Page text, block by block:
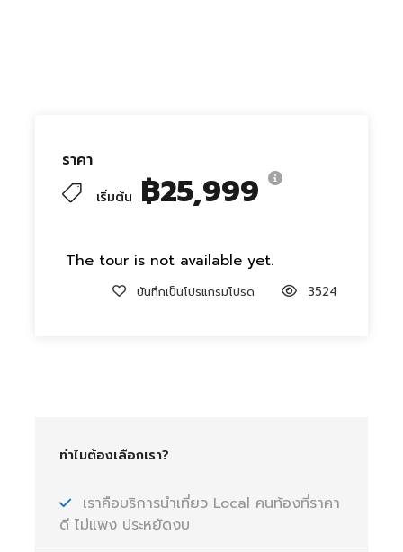
ราคา
เริ่มต้น ฿25,999
The tour is not available yet.
บันทึกเป็นโปรแกรมโปรด 3524
ทำไมต้องเลือกเรา?
เราคือบริการนำเที่ยว Local คนท้องที่ราคา
ดี ไม่แพง ประหยัดงบ